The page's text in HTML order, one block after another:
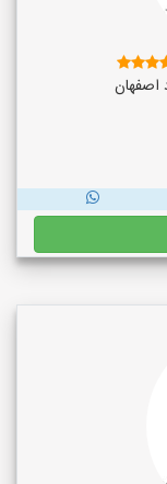
اصفهان